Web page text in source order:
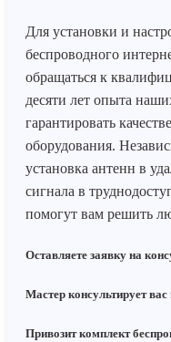
Для установки и
беспроводного
обращаться к
десяти лет опыта
гарантировать
оборудования.
установка антенн в
сигнала в
помогут вам решить
Оставляете заявку на
Мастер консультирует
Привозит комплект